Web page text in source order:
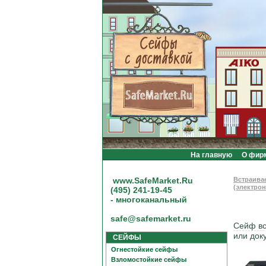
На главную О
www.SafeMarket.Ru
(495) 241-19-45
- многоканальный
safe@safemarket.ru
СЕЙФЫ
Огнестойкие сейфы
Взломостойкие сейфы
Сейф
или